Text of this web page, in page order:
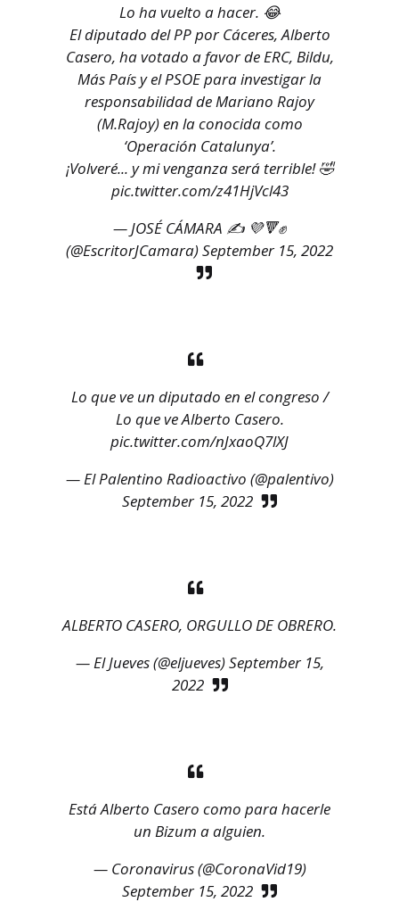
Lo ha vuelto a hacer. 😂
El diputado del PP por Cáceres, Alberto
Casero, ha votado a favor de ERC, Bildu,
Más País y el PSOE para investigar la
responsabilidad de Mariano Rajoy
(M.Rajoy) en la conocida como
‘Operación Catalunya’.
¡Volveré... y mi venganza será terrible! 🤣
pic.twitter.com/z41HjVcl43
— JOSÉ CÁMARA ✍️ 💜🔻✊
(@EscritorJCamara)September 15, 2022
Lo que ve un diputado en el congreso /
Lo que ve Alberto Casero.
pic.twitter.com/nJxaoQ7lXJ
— El Palentino Radioactivo (@palentivo)
September 15, 2022
ALBERTO CASERO, ORGULLO DE OBRERO.
— El Jueves (@eljueves)September 15,
2022
Está Alberto Casero como para hacerle
un Bizum a alguien.
— Coronavirus (@CoronaVid19)
September 15, 2022